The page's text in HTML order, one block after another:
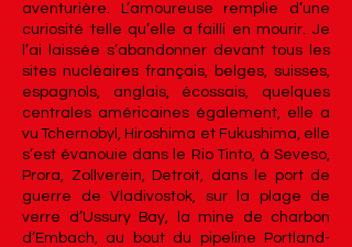
aventurière. L’amoureuse remplie d’une
curiosité telle qu’elle a failli en mourir. Je
l’ai laissée s’abandonner devant tous les
sites nucléaires français, belges, suisses,
espagnols, anglais, écossais, quelques
centrales américaines également, elle a
vu Tchernobyl, Hiroshima et Fukushima, elle
s’est évanouie dans le Rio Tinto, à Seveso,
Prora, Zollverein, Detroit, dans le port de
guerre de Vladivostok, sur la plage de
verre d’Ussury Bay, la mine de charbon
d’Embach, au bout du pipeline Portland-